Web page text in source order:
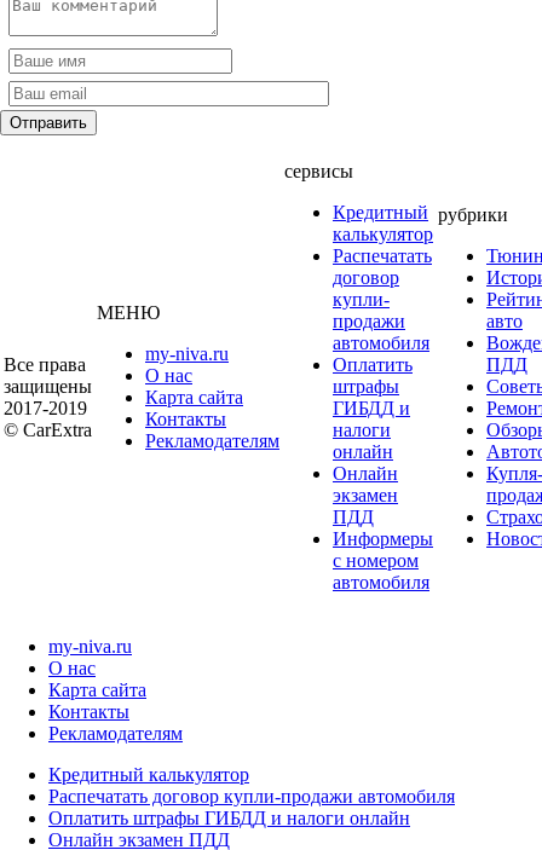
Все права
защищены
2017-2019
© CarExtra
МЕНЮ
my-niva.ru
О нас
Карта сайта
Контакты
Рекламодателям
сервисы
Кредитный
калькулятор
Распечатать
договор
купли-
продажи
автомобиля
Оплатить
штрафы
ГИБДД и
налоги
онлайн
Онлайн
экзамен
ПДД
Информеры
с номером
автомобиля
рубрики
авто
ПДД
Купля-
my-niva.ru
О нас
Карта сайта
Контакты
Рекламодателям
Кредитный калькулятор
Распечатать договор купли-продажи автомобиля
Оплатить штрафы ГИБДД и налоги онлайн
Онлайн экзамен ПДД